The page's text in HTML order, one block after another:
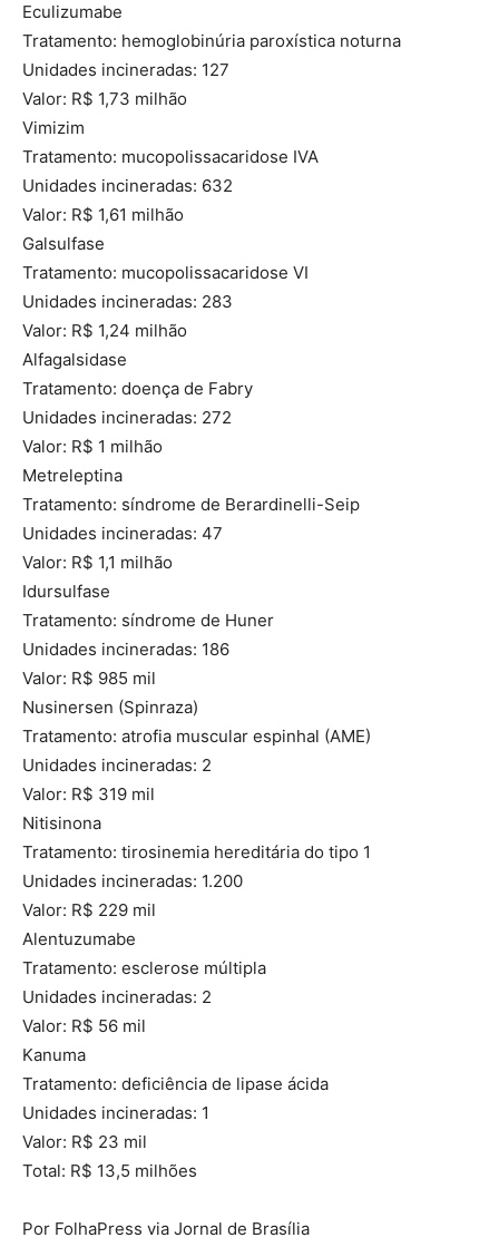
Eculizumabe
Tratamento: hemoglobinúria paroxística noturna
Unidades incineradas: 127
Valor: R$ 1,73 milhão
Vimizim
Tratamento: mucopolissacaridose IVA
Unidades incineradas: 632
Valor: R$ 1,61 milhão
Galsulfase
Tratamento: mucopolissacaridose VI
Unidades incineradas: 283
Valor: R$ 1,24 milhão
Alfagalsidase
Tratamento: doença de Fabry
Unidades incineradas: 272
Valor: R$ 1 milhão
Metreleptina
Tratamento: síndrome de Berardinelli-Seip
Unidades incineradas: 47
Valor: R$ 1,1 milhão
Idursulfase
Tratamento: síndrome de Huner
Unidades incineradas: 186
Valor: R$ 985 mil
Nusinersen (Spinraza)
Tratamento: atrofia muscular espinhal (AME)
Unidades incineradas: 2
Valor: R$ 319 mil
Nitisinona
Tratamento: tirosinemia hereditária do tipo 1
Unidades incineradas: 1.200
Valor: R$ 229 mil
Alentuzumabe
Tratamento: esclerose múltipla
Unidades incineradas: 2
Valor: R$ 56 mil
Kanuma
Tratamento: deficiência de lipase ácida
Unidades incineradas: 1
Valor: R$ 23 mil
Total: R$ 13,5 milhões
Por FolhaPress via Jornal de Brasília